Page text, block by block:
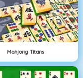
Mahjong Titans